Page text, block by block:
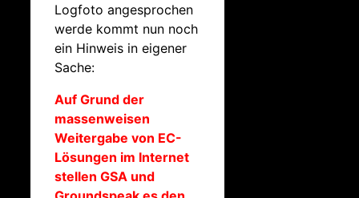
Logfoto angesprochen
werde kommt nun noch
ein Hinweis in eigener
Sache:
Auf Grund der
massenweisen
Weitergabe von EC-
Lösungen im Internet
stellen GSA und